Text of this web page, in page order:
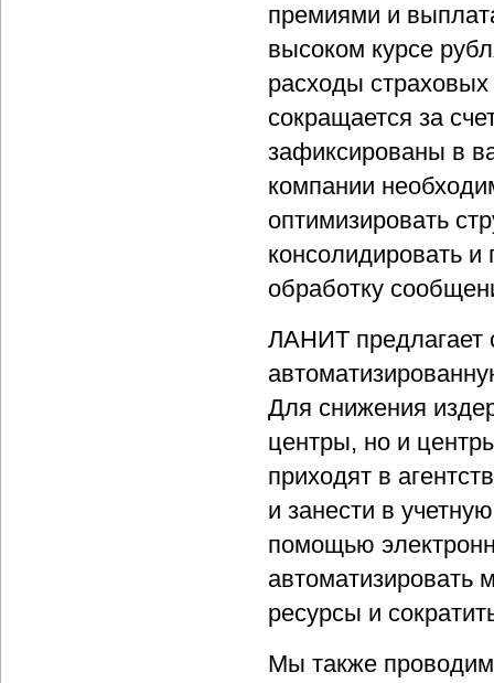
премиями и
высоком курсе
расходы
сокращается за
зафиксированы в
компании
оптимизировать
консолидировать и
обработку
ЛАНИТ предлагает
Для снижения
центры, но и
приходят в
и занести в
помощью
автоматизировать
ресурсы и
Мы также